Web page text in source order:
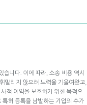
니다. 이에 따라, 소송 비용 역시
말리지 않으려 노력을 기울여왔고,
적 이익을 보호하기 위한 목적으
허 등록을 남발하는 기업의 수가